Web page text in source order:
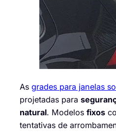
As grades para janelas
projetadas para
natural. Modelos fixos
tentativas de